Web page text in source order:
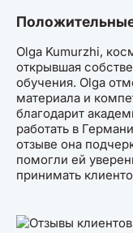
Olga Kumurzhi,
открывшая
обучения. Olga
материала и
благодарит
работать в
отзыве она
помогли ей
принимать